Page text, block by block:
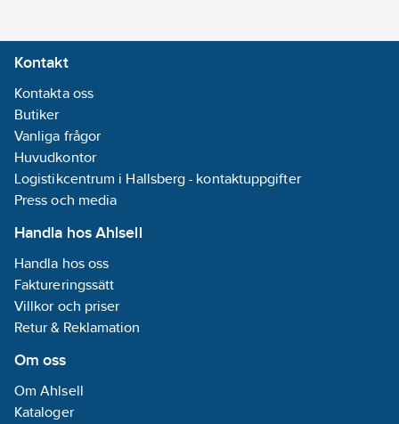
Kontakt
Kontakta oss
Butiker
Vanliga frågor
Huvudkontor
Logistikcentrum i Hallsberg - kontaktuppgifter
Press och media
Handla hos Ahlsell
Handla hos oss
Faktureringssätt
Villkor och priser
Retur & Reklamation
Om oss
Om Ahlsell
Kataloger